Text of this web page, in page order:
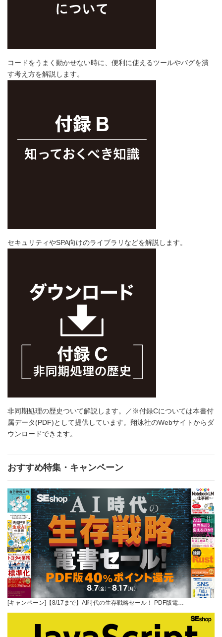
コードをうまく動かせない時に、便利に使えるツールやバグを潰
す考え方を解説します。
セキュリティやSPA向けのライブラリなどを解説します。
非同期処理の歴史ついて解説します。／※付録Cについては本書付
属データ(PDF)として提供しています。翔泳社のWebサイトからダ
ウンロードできます。
おすすめ特集・キャンペーン
[キャンペーン]【8/17まで】AI時代の生存戦略セール！ PDF版電…